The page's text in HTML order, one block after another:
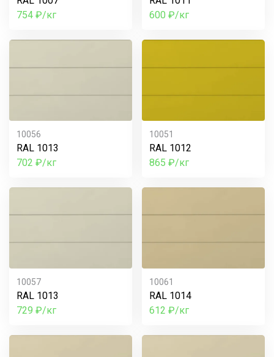
754 ₽/кг
600 ₽/кг
10056
RAL 1013
702 ₽/кг
10051
RAL 1012
865 ₽/кг
10057
RAL 1013
729 ₽/кг
10061
RAL 1014
612 ₽/кг